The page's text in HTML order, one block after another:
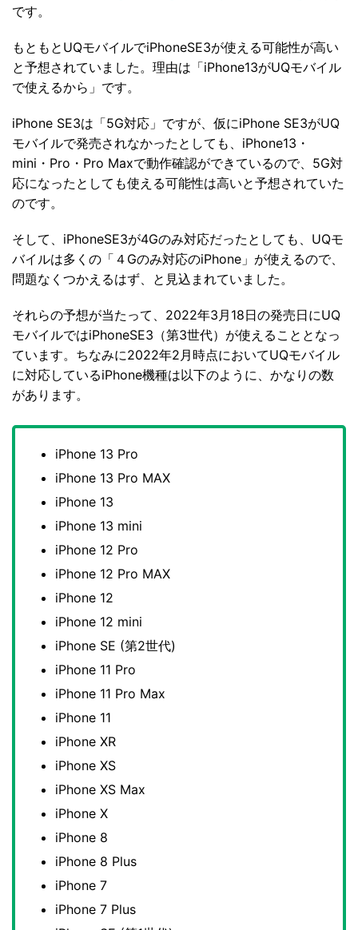
です。
もともとUQモバイルでiPhoneSE3が使える可能性が高い
と予想されていました。理由は「iPhone13がUQモバイル
で使えるから」です。
iPhone SE3は「5G対応」ですが、仮にiPhone SE3がUQ
モバイルで発売されなかったとしても、iPhone13・
mini・Pro・Pro Maxで動作確認ができているので、5G対
応になったとしても使える可能性は高いと予想されていた
のです。
そして、iPhoneSE3が4Gのみ対応だったとしても、UQモ
バイルは多くの「４Gのみ対応のiPhone」が使えるので、
問題なくつかえるはず、と見込まれていました。
それらの予想が当たって、2022年3月18日の発売日にUQ
モバイルではiPhoneSE3（第3世代）が使えることとなっ
ています。ちなみに2022年2月時点においてUQモバイル
に対応しているiPhone機種は以下のように、かなりの数
があります。
iPhone 13 Pro
iPhone 13 Pro MAX
iPhone 13
iPhone 13 mini
iPhone 12 Pro
iPhone 12 Pro MAX
iPhone 12
iPhone 12 mini
iPhone SE (第2世代)
iPhone 11 Pro
iPhone 11 Pro Max
iPhone 11
iPhone XR
iPhone XS
iPhone XS Max
iPhone X
iPhone 8
iPhone 8 Plus
iPhone 7
iPhone 7 Plus